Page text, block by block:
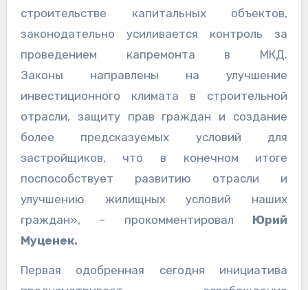
строительстве капитальных объектов,
законодательно усиливается контроль за
проведением капремонта в МКД.
Законы направлены на улучшение
инвестиционного климата в строительной
отрасли, защиту прав граждан и создание
более предсказуемых условий для
застройщиков, что в конечном итоге
поспособствует развитию отрасли и
улучшению жилищных условий наших
граждан», – прокомментировал Юрий
Муценек.
Первая одобренная сегодня инициатива